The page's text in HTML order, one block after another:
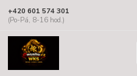
+420 601 574 301
(Po-Pá, 8-16 hod.)